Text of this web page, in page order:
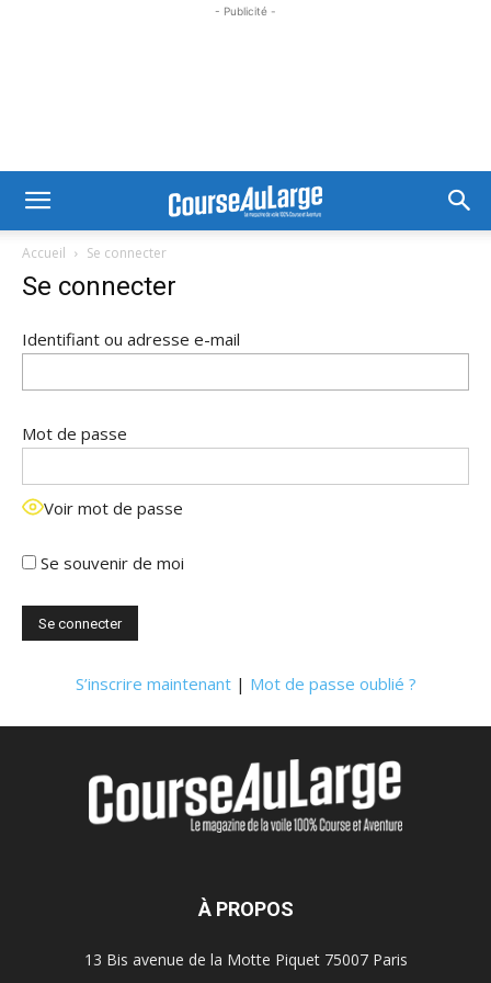
- Publicité -
Accueil Se connecter
Se connecter
Identifiant ou adresse e-mail
Mot de passe
Voir mot de passe
Se souvenir de moi
S’inscrire maintenant| Mot de passe oublié ?
À PROPOS
13 Bis avenue de la Motte Piquet 75007 Paris